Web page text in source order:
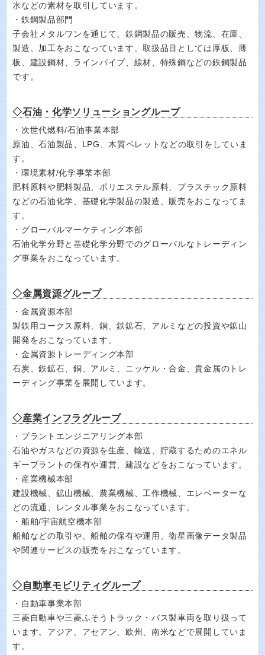
水などの素材を取引しています。
・鉄鋼製品部門
子会社メタルワンを通じて、鉄鋼製品の販売、物流、在庫、
製造、加工をおこなっています。取扱品目としては厚板、薄
板、建設鋼材、ラインパイプ、線材、特殊鋼などの鉄鋼製品
です。
◇石油・化学ソリューショングループ
・次世代燃料/石油事業本部
原油、石油製品、LPG、木質ペレットなどの取引をしていま
す。
・環境素材/化学事業本部
肥料原料や肥料製品、ポリエステル原料、プラスチック原料
などの石油化学、基礎化学製品の製造、販売をおこなってま
す。
・グローバルマーケティング本部
石油化学分野と基礎化学分野でのグローバルなトレーディン
グ事業をおこなっています。
◇金属資源グループ
・金属資源本部
製鉄用コークス原料、銅、鉄鉱石、アルミなどの投資や鉱山
開発をおこなっています。
・金属資源トレーディング本部
石炭、鉄鉱石、銅、アルミ、ニッケル・合金、貴金属のトレ
ーディング事業を展開しています。
◇産業インフラグループ
・プラントエンジニアリング本部
石油やガスなどの資源を生産、輸送、貯蔵するためのエネル
ギープラントの保有や運営、建設などをおこなっています。
・産業機械本部
建設機械、鉱山機械、農業機械、工作機械、エレベーターな
どの流通、レンタル事業をおこなっています。
・船舶/宇宙航空機本部
船舶などの取引や、船舶の保有や運用、衛星画像データ製品
や関連サービスの販売をおこなっています。
◇自動車モビリティグループ
・自動車事業本部
三菱自動車や三菱ふそうトラック・バス製車両を取り扱って
います。アジア、アセアン、欧州、南米などで展開していま
す。